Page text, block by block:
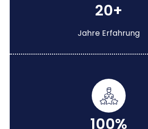
20+
Jahre Erfahrung
100%